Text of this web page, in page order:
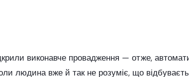
виконавче провадження — отже,
людина вже й так не розуміє, що